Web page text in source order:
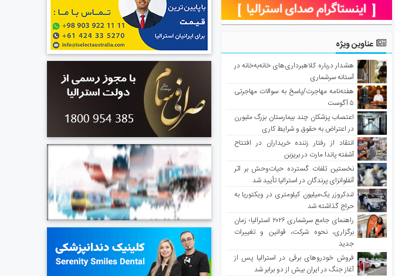
عناوین ویژه
هشدار درباره کلاهبرداری‌های خانه‌به‌خانه در
آستانه سرشماری
هفته‌نامه مهاجرت/پاسخ به سوالات مهاجرتی
۵ آگوست
اعتصاب پزشکان چند بیمارستان بزرگ ملبورن
در اعتراض به حقوق و شرایط کاری
انتقاد از رفتار زننده خریداران در افتتاح
آشفته پاندا مارت در بریزبن
نخستین تلفات گسترده حیات‌وحش بر اثر
آنفلوانزای پرندگان در استرالیا تأیید شد
لندکروزر یک‌میلیون کیلومتری در ویکتوریا به
حراج گذاشته شد
راهنمای جامع سرشماری ۲۰۲۶ استرالیا؛ زمان
برگزاری، نحوه شرکت، قوانین و تغییرات
جدید
فروش خودروهای برقی در استرالیا پس از
آغاز جنگ در ایران بیش از دو برابر شد